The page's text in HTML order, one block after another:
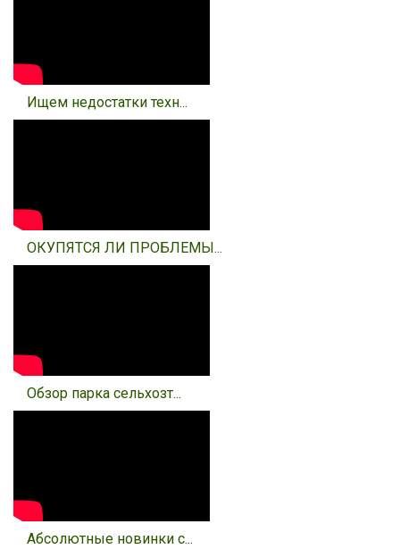
Ищем недостатки техн...
ОКУПЯТСЯ ЛИ ПРОБЛЕМЫ...
Обзор парка сельхозт...
Абсолютные новинки с...